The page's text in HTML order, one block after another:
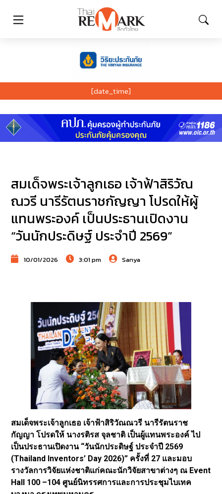
[date_time]
สมเด็จพระเจ้าลูกเธอ เจ้าฟ้าสิริวัณ
ณวรี นารีรัตนราชกัญญา โปรดให้ผู้
แทนพระองค์ เป็นประธานเปิดงาน
“วันนักประดิษฐ์ ประจำปี 2569”
10/01/2026 3:01 pm Sanya
สมเด็จพระเจ้าลูกเธอ เจ้าฟ้าสิริวัณณวรี นารีรัตนราช
กัญญา โปรดให้ นางรติรส จุลชาติ เป็นผู้แทนพระองค์ ไป
เป็นประธานเปิดงาน “วันนักประดิษฐ์ ประจำปี 2569
(Thailand Inventors’ Day 2026)” ครั้งที่ 27 และมอบ
รางวัลการวิจัยแห่งชาติแก่คณะนักวิจัยสาขาต่างๆ ณ Event
Hall 100 –104 ศูนย์นิทรรศการและการประชุมไบเทค